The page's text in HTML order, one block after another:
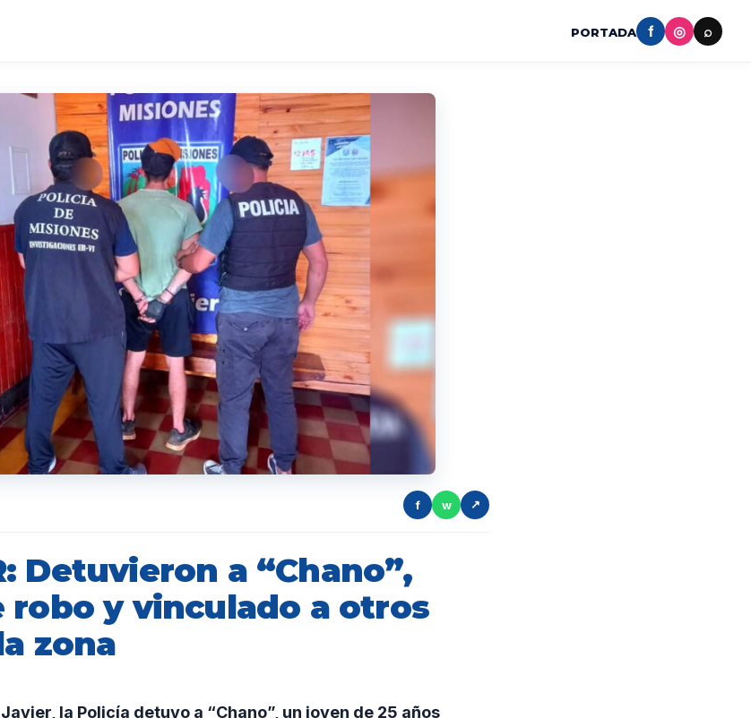
PORTADA f ◎ ⌕
f w ↗
Detuvieron a “Chano”,
robo y vinculado a otros
zona
Javier, la Policía detuvo a “Chano”, un joven de 25 años